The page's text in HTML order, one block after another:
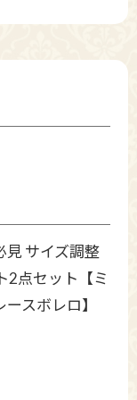
見 サイズ調整
2点セット【ミ
スボレロ】